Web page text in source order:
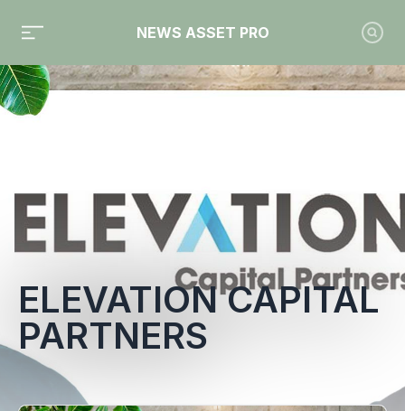
NEWS ASSET PRO
Toute l'actualité sur le tag "Elevation Capital Partners"
ELEVATION CAPITAL
PARTNERS